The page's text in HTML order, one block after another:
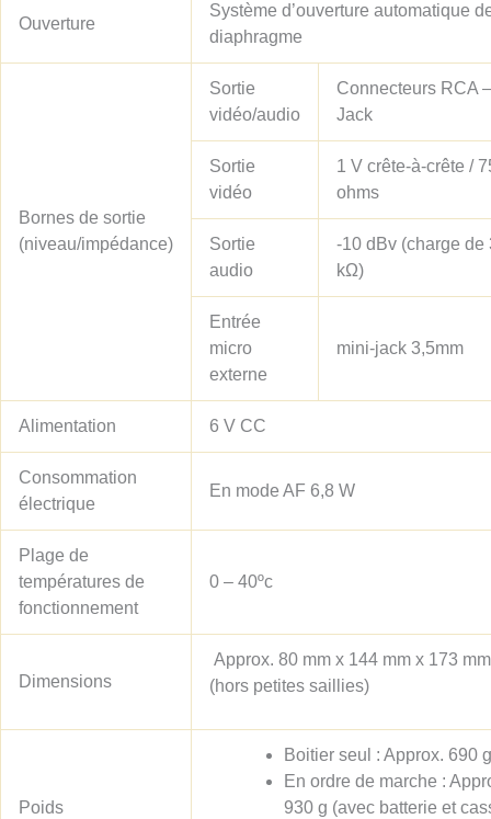
Ouverture
Système d’ouverture automatique
diaphragme
Bornes de sortie
(niveau/impédance)
Sortie
vidéo/audio
Connecteurs RCA –
Jack
Sortie
vidéo
1 V crête-à-crête /
ohms
Sortie
audio
-10 dBv (charge de
kΩ)
Entrée
micro
externe
mini-jack 3,5mm
Alimentation 6 V CC
Consommation
électrique
En mode AF 6,8 W
Plage de
températures de
fonctionnement
0 – 40ºc
Dimensions
Approx. 80 mm x 144 mm x 173 mm
(hors petites saillies)
Poids
Boitier seul : Approx. 690 g
En ordre de marche :
930 g (avec batterie et